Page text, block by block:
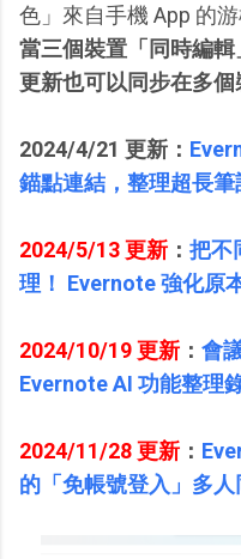
色」來自手機 App 的
當三個裝置「同時編
更新也可以同步在多個
2024/4/21 更新：
錨點連結，整理超長
2024/5/13 更新 ： 把不
理！ Evernote 強化原
2024/10/19 更新 ： 會
Evernote AI 功能整理
2024/11/28 更新 ：
的「免帳號登入」多